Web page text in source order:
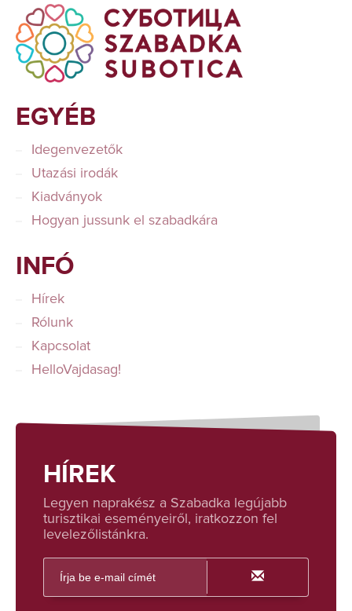
EGYÉB
Idegenvezetők
Utazási irodák
Kiadványok
Hogyan jussunk el szabadkára
INFÓ
Hírek
Rólunk
Kapcsolat
HelloVajdasag!
HÍREK
Legyen naprakész a Szabadka legújabb
turisztikai eseményeiről, iratkozzon fel
levelezőlistánkra.